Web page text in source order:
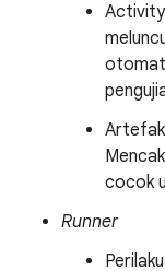
cocok
Runner